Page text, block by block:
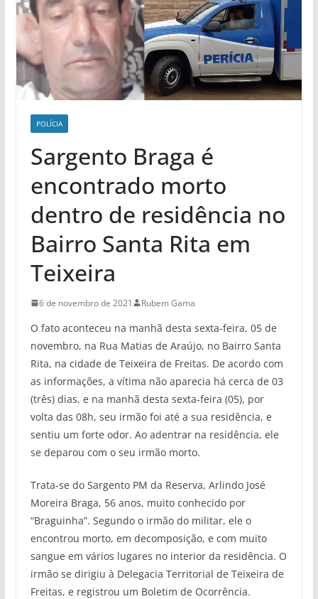
POLÍCIA
Sargento Braga é
encontrado morto
dentro de residência no
Bairro Santa Rita em
Teixeira
6 de novembro de 2021 Rubem Gama
O fato aconteceu na manhã desta sexta-feira, 05 de
novembro, na Rua Matias de Araújo, no Bairro Santa
Rita, na cidade de Teixeira de Freitas. De acordo com
as informações, a vítima não aparecia há cerca de 03
(três) dias, e na manhã desta sexta-feira (05), por
volta das 08h, seu irmão foi até a sua residência, e
sentiu um forte odor. Ao adentrar na residência, ele
se deparou com o seu irmão morto.
Trata-se do Sargento PM da Reserva, Arlindo José
Moreira Braga, 56 anos, muito conhecido por
“Braguinha”. Segundo o irmão do militar, ele o
encontrou morto, em decomposição, e com muito
sangue em vários lugares no interior da residência. O
irmão se dirigiu à Delegacia Territorial de Teixeira de
Freitas, e registrou um Boletim de Ocorrência.